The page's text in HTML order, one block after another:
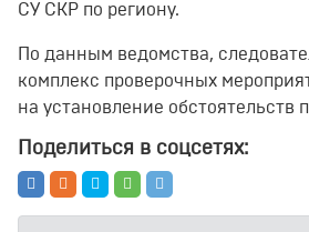
СУ СКР по региону.
По данным ведомства,
комплекс проверочных
на установление обстоятельств
Поделиться в соцсетях: